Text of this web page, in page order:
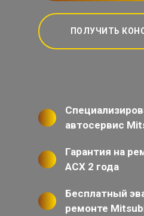
ПОЛУЧИТЬ
автосервис
Гарантия на
АСХ 2 года
Бесплатный
ремонте